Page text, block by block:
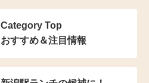
Category Top
おすすめ＆注目情報